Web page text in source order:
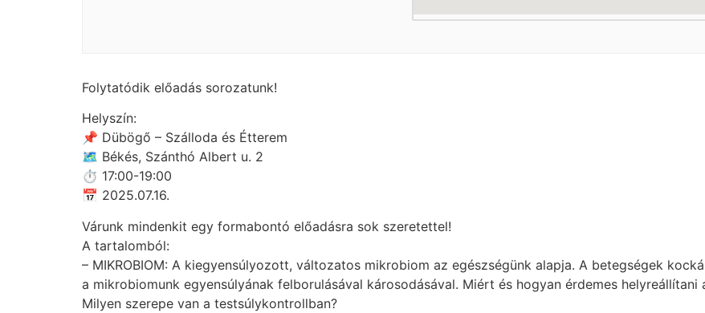
Folytatódik előadás sorozatunk!
Helyszín:
📌 Dübögő – Szálloda és Étterem
🗺 Békés, Szánthó Albert u. 2
⏱ 17:00-19:00
📅 2025.07.16.
Várunk mindenkit egy formabontó előadásra sok szeretettel!
A tartalomból:
– MIKROBIOM: A kiegyensúlyozott, változatos mikrobiom az egészségünk alapja. A betegségek
a mikrobiomunk egyensúlyának felborulásával károsodásával. Miért és hogyan érdemes helyreállítani
Milyen szerepe van a testsúlykontrollban?